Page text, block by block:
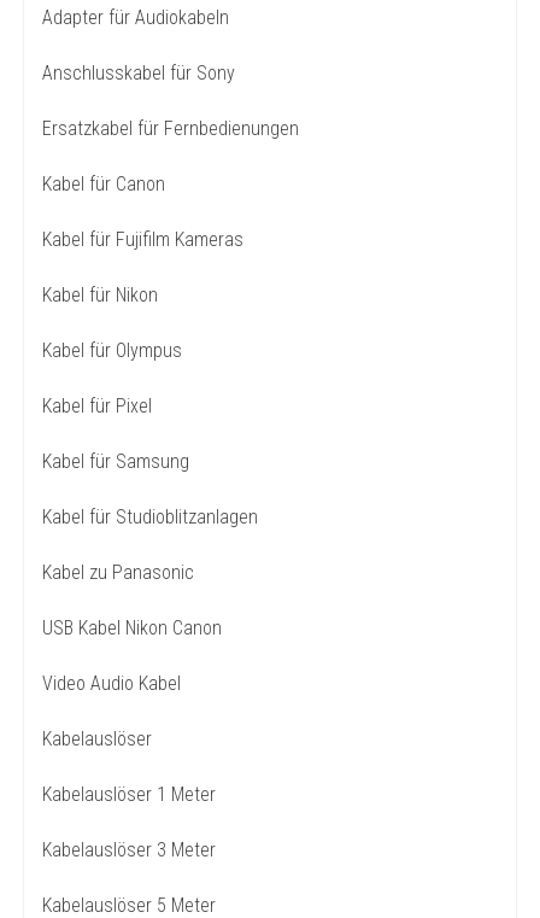
Adapter für Audiokabeln
Anschlusskabel für Sony
Ersatzkabel für Fernbedienungen
Kabel für Canon
Kabel für Fujifilm Kameras
Kabel für Nikon
Kabel für Olympus
Kabel für Pixel
Kabel für Samsung
Kabel für Studioblitzanlagen
Kabel zu Panasonic
USB Kabel Nikon Canon
Video Audio Kabel
Kabelauslöser
Kabelauslöser 1 Meter
Kabelauslöser 3 Meter
Kabelauslöser 5 Meter